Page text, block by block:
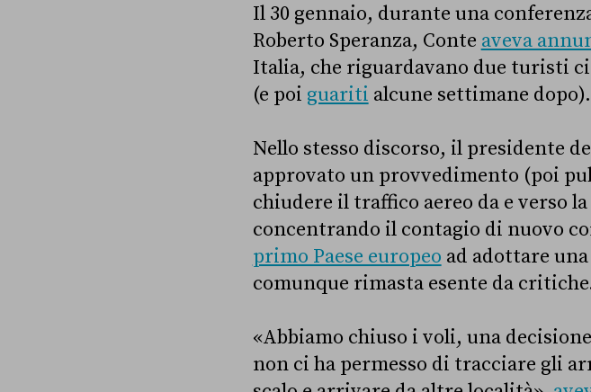
Il 30 gennaio, durante una
Roberto Speranza, Conte aveva
Italia, che riguardavano due turisti
(e poi guariti alcune settimane dopo).
Nello stesso discorso, il presidente
approvato un provvedimento (poi
chiudere il traffico aereo da e verso
concentrando il contagio di nuovo
primo Paese europeo ad adottare
comunque rimasta esente da
«Abbiamo chiuso i voli, una
non ci ha permesso di tracciare gli